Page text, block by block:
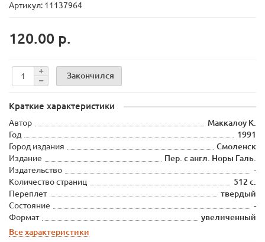
Артикул: 11137964
120.00 р.
Закончился
Краткие характеристики
Автор
Маккалоу К.
Год
1991
Город издания
Смоленск
Издание
Пер. с англ. Норы Галь.
Издательство
-
Количество страниц
512 с.
Переплет
твердый
Состояние
-
Формат
увеличенный
Все характеристики